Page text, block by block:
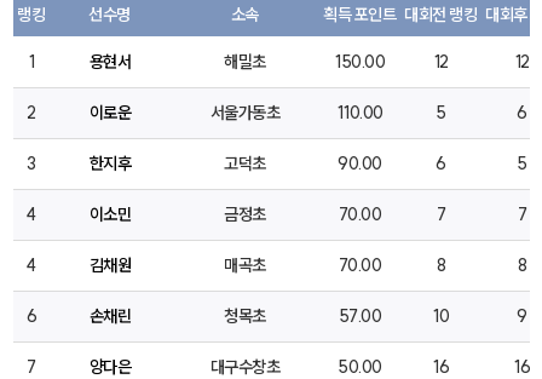
랭킹 선수명 소속 획득 포인트 대회전 랭킹 대회후
1 용현서 해밀초 150.00 12 12
2 이로운 서울가동초 110.00 5 6
3 한지후 고덕초 90.00 6 5
4 이소민 금정초 70.00 7 7
4 김채원 매곡초 70.00 8 8
6 손채린 청목초 57.00 10 9
7 양다은 대구수창초 50.00 16 16